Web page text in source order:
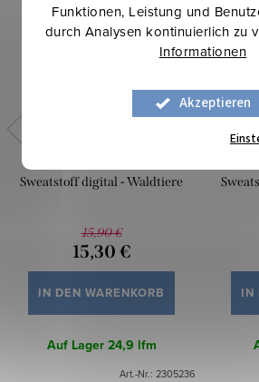
Funktionen, Leistung und
durch Analysen kontinuierlich zu
Informationen
Akzeptieren
Sweatstoff digital - Waldtiere
15,90 €
15,30 €
IN DEN WARENKORB
Auf Lager24,9 lfm
Art.-Nr.: 2305236
IN